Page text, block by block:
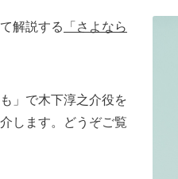
解説する
「さよなら
」で木下淳之介役を
します。どうぞご覧